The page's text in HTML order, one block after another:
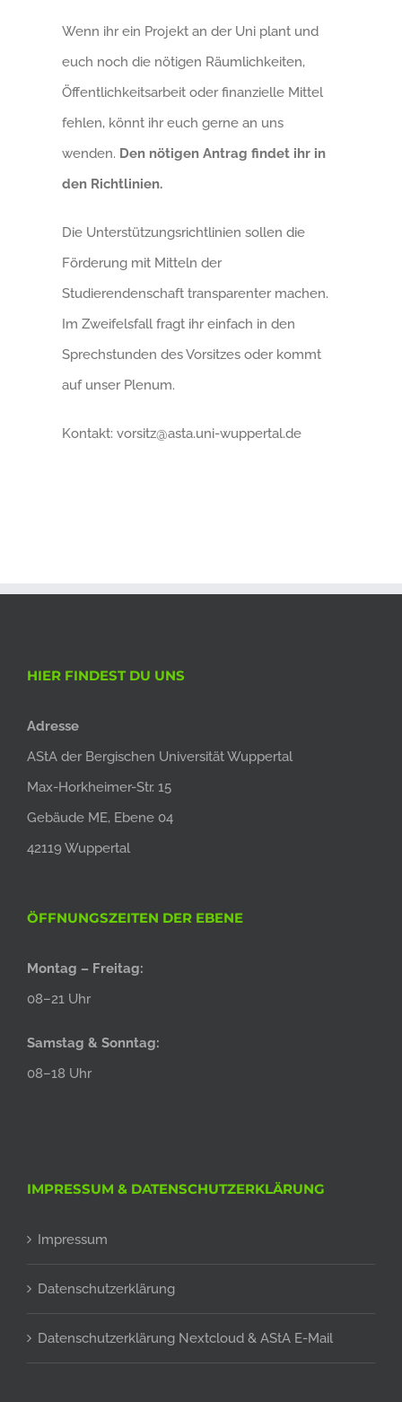
Wenn ihr ein Projekt an der Uni plant und
euch noch die nötigen Räumlichkeiten,
Öffentlichkeitsarbeit oder finanzielle Mittel
fehlen, könnt ihr euch gerne an uns
wenden. Den nötigen Antrag findet ihr in
den Richtlinien.
Die Unterstützungsrichtlinien sollen die
Förderung mit Mitteln der
Studierendenschaft transparenter machen.
Im Zweifelsfall fragt ihr einfach in den
Sprechstunden des Vorsitzes oder kommt
auf unser Plenum.
Kontakt: vorsitz@asta.uni-wuppertal.de
HIER FINDEST DU UNS
Adresse
AStA der Bergischen Universität Wuppertal
Max-Horkheimer-Str. 15
Gebäude ME, Ebene 04
42119 Wuppertal
ÖFFNUNGSZEITEN DER EBENE
Montag – Freitag:
08–21 Uhr
Samstag & Sonntag:
08–18 Uhr
IMPRESSUM & DATENSCHUTZERKLÄRUNG
Impressum
Datenschutzerklärung
Datenschutzerklärung Nextcloud & AStA E-Mail